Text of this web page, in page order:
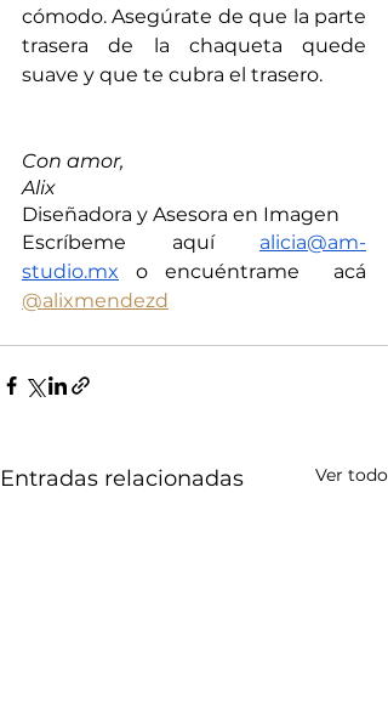
cómodo. Asegúrate de que la parte
trasera de la chaqueta quede
suave y que te cubra el trasero.
Con amor,
Alix
Diseñadora y Asesora en Imagen
Escríbeme aquí alicia@am-
studio.mx
@alixmendezd
Entradas relacionadas Ver todo